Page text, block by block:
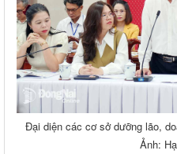
Đại diện các cơ sở dưỡng lão,
Ảnh: